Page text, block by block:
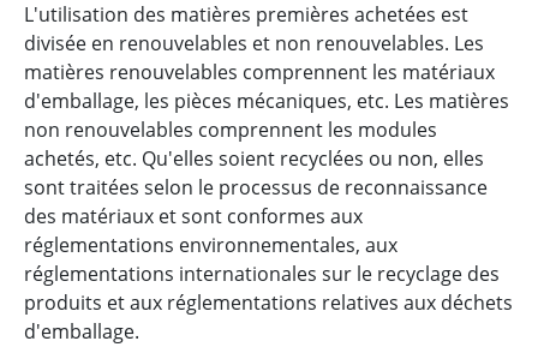
L'utilisation des matières premières achetées est
divisée en renouvelables et non renouvelables. Les
matières renouvelables comprennent les matériaux
d'emballage, les pièces mécaniques, etc. Les matières
non renouvelables comprennent les modules
achetés, etc. Qu'elles soient recyclées ou non, elles
sont traitées selon le processus de reconnaissance
des matériaux et sont conformes aux
réglementations environnementales, aux
réglementations internationales sur le recyclage des
produits et aux réglementations relatives aux déchets
d'emballage.